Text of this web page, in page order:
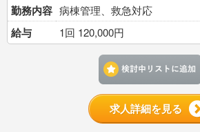
勤務内容 病棟管理、救急対応
給与 1回 120,000円
求人詳細を見る